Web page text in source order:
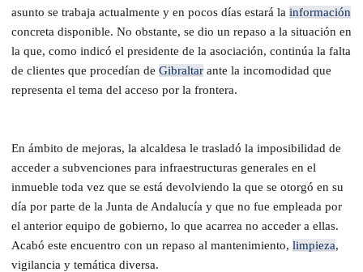
asunto se trabaja actualmente y en pocos días estará la información
concreta disponible. No obstante, se dio un repaso a la situación en
la que, como indicó el presidente de la asociación, continúa la falta
de clientes que procedían de Gibraltar ante la incomodidad que
representa el tema del acceso por la frontera.
En ámbito de mejoras, la alcaldesa le trasladó la imposibilidad de
acceder a subvenciones para infraestructuras generales en el
inmueble toda vez que se está devolviendo la que se otorgó en su
día por parte de la Junta de Andalucía y que no fue empleada por
el anterior equipo de gobierno, lo que acarrea no acceder a ellas.
Acabó este encuentro con un repaso al mantenimiento, limpieza,
vigilancia y temática diversa.